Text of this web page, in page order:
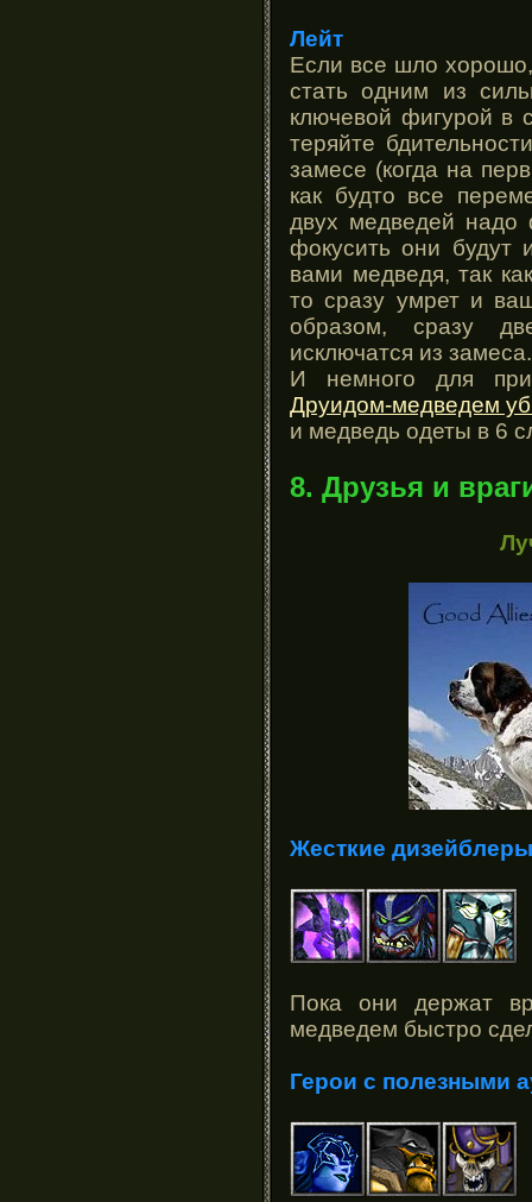
Лейт
Если все шло
стать одним из
ключевой фигурой в
теряйте
замесе (когда на
как будто все
двух медведей надо
фокусить они будут
вами медведя, так
то сразу умрет и
образом, сразу
исключатся из замеса.
И немного для
Друидом-медведем
и медведь одеты в 6
8. Друзья и
Жесткие дизейблеры
Пока они держат
медведем быстро
Герои с полезными